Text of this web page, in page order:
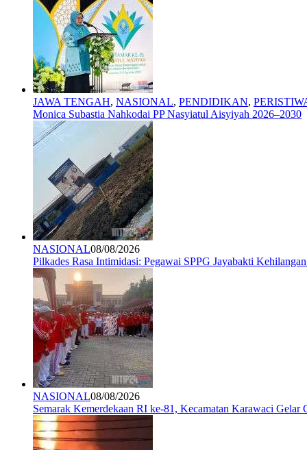
JAWA TENGAH, NASIONAL, PENDIDIKAN,
Monica Subastia Nahkodai PP Nasyiatul Aisyiyah 2026–2030
NASIONAL08/08/2026
Pilkades Rasa Intimidasi: Pegawai SPPG Jayabakti
NASIONAL08/08/2026
Semarak Kemerdekaan RI ke-81, Kecamatan Karawaci Gelar